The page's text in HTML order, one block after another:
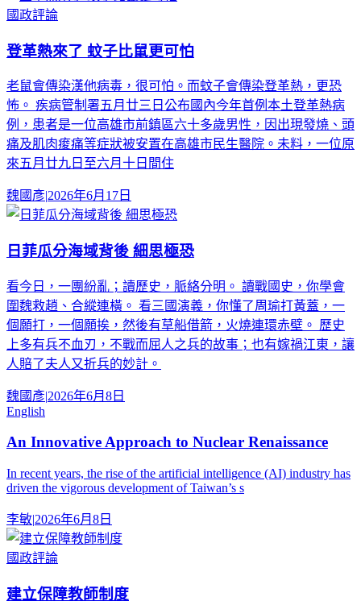
國政評論
登革熱來了 蚊子比鼠更可怕
老鼠會傳染漢他病毒，很可怕。而蚊子會傳染登革熱，更恐
怖。 疾病管制署五月廿三日公布國內今年首例本土登革熱病
例，患者是一位高雄市前鎮區六十多歲男性，因出現發燒、頭
痛及肌肉痠痛等症狀被安置在高雄市民生醫院。未料，一位原
來五月廿九日至六月十日間住
魏國彥|2026年6月17日
日菲瓜分海域背後 細思極恐
看今日，一團紛亂；讀歷史，脈絡分明。 讀戰國史，你學會
圍魏救趙、合縱連橫。 看三國演義，你懂了周瑜打黃蓋，一
個願打，一個願挨，然後有草船借箭，火燒連環赤壁。 歷史
上多有兵不血刃，不戰而屈人之兵的故事；也有嫁禍江東，讓
人賠了夫人又折兵的妙計。
魏國彥|2026年6月8日
English
An Innovative Approach to Nuclear Renaissance
In recent years, the rise of the artificial intelligence (AI) industry has
driven the vigorous development of Taiwan’s s
李敏|2026年6月8日
國政評論
建立保障教師制度